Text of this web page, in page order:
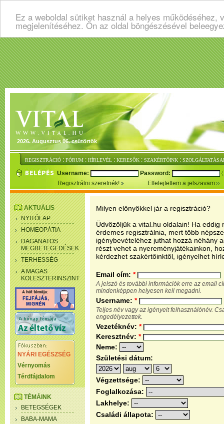
Ez a weboldal sütiket használ a helyes
megjelenítéséhez. Ön az oldal böngészésével
2026. Augusztus 06. csütörtök
REGISZTRÁCIÓ : FÓRUM : HÍRLEVÉL : KERESŐK : SZAKÉRTŐINK :
Username:
Password:
Regisztrálni szeretnék!
Elfelejtettem a jelszavam
AKTUÁLIS
NYITÓLAP
HOMEOPÁTIA
DAGANATOS
MEGBETEGEDÉSEK
TERHESSÉG
A MAGAS
KOLESZTERINSZINT
NYÁRI EGÉSZSÉG
Vérnyomás
Térdfájdalom
TÉMÁINK
BETEGSÉGEK
BABA-MAMA
Milyen előnyökkel jár a regisztráció?
Üdvözöljük a vital.hu oldalain! Ha eddig
érdemes regisztrálnia, mert több
igénybevételéhez juthat hozzá néhány
részt vehet a nyereményjátékainkon,
kérdezhet szakértőinktől, igényelhet
Email cím: *
A jelszó és további információk erre az email
mindenképpen helyesen kell megadni.
Username: *
Teljes név vagy az igényelt felhasználónév.
engedélyezettek.
Vezetéknév: *
Keresztnév: *
Neme:
Születési dátum:
Végzettsége:
Foglalkozása:
Lakhelye:
Családi állapota: